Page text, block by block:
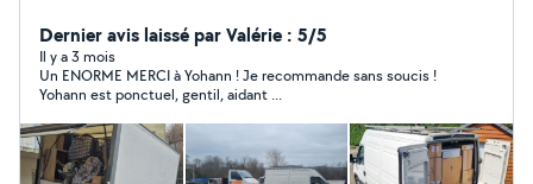
Dernier avis laissé par Valérie : 5/5
Il y a 3 mois
Un ENORME MERCI à Yohann ! Je recommande sans soucis !
Yohann est ponctuel, gentil, aidant ...